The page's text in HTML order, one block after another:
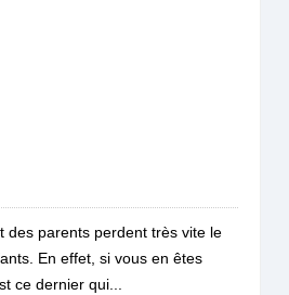
des parents perdent très vite le
En effet, si vous en êtes
ce dernier qui...